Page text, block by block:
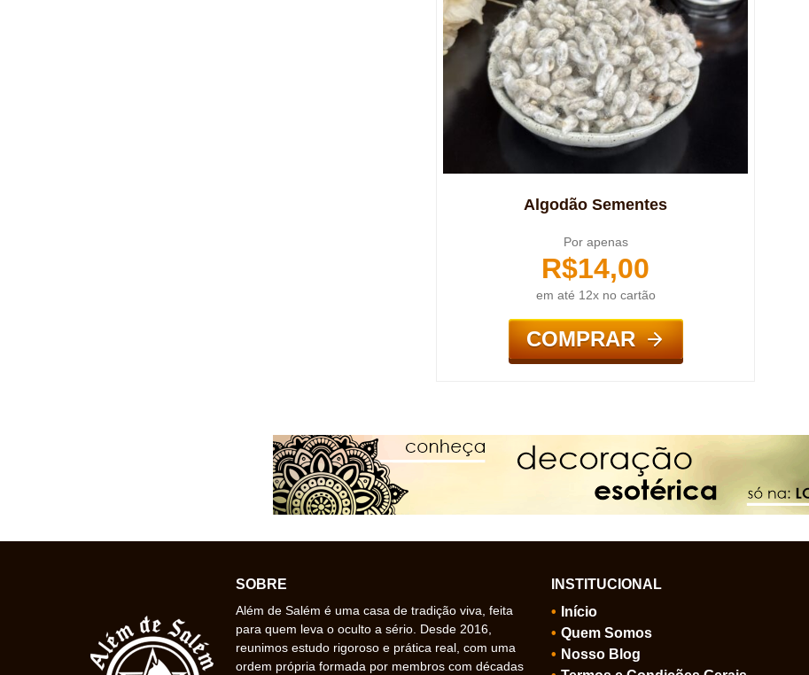
Algodão Sementes
Por apenas
R$14,00
em até 12x no cartão
COMPRAR
SOBRE
Além de Salém é uma casa de tradição viva, feita
para quem leva o oculto a sério. Desde 2016,
reunimos estudo rigoroso e prática real, com uma
ordem própria formada por membros com décadas
INSTITUCIONAL
Início
Quem Somos
Nosso Blog